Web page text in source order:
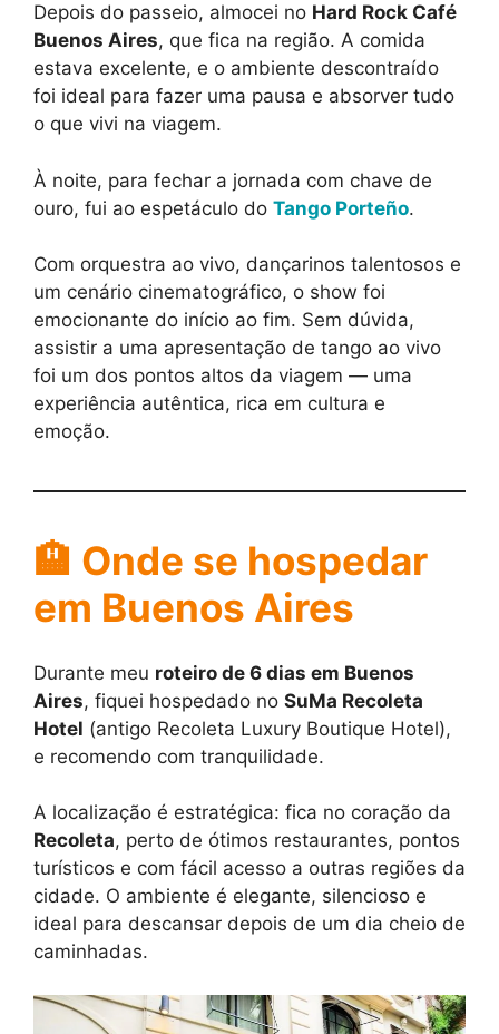
Depois do passeio, almocei no Hard Rock Café
Buenos Aires, que fica na região. A comida
estava excelente, e o ambiente descontraído
foi ideal para fazer uma pausa e absorver tudo
o que vivi na viagem.
À noite, para fechar a jornada com chave de
ouro, fui ao espetáculo do Tango Porteño.
Com orquestra ao vivo, dançarinos talentosos e
um cenário cinematográfico, o show foi
emocionante do início ao fim. Sem dúvida,
assistir a uma apresentação de tango ao vivo
foi um dos pontos altos da viagem — uma
experiência autêntica, rica em cultura e
emoção.
🏨 Onde se hospedar
em Buenos Aires
Durante meu roteiro de 6 dias em Buenos
Aires, fiquei hospedado no SuMa Recoleta
Hotel (antigo Recoleta Luxury Boutique Hotel),
e recomendo com tranquilidade.
A localização é estratégica: fica no coração da
Recoleta, perto de ótimos restaurantes, pontos
turísticos e com fácil acesso a outras regiões da
cidade. O ambiente é elegante, silencioso e
ideal para descansar depois de um dia cheio de
caminhadas.